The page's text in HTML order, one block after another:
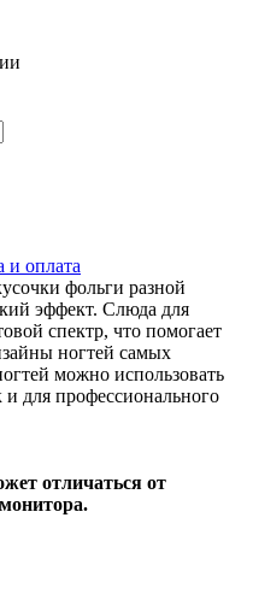
и оплата
фольги разной
эффект. Слюда для
спектр, что помогает
ногтей самых
можно использовать
для профессионального
отличаться от